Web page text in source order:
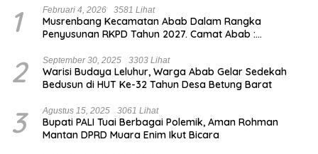
1 Februari 4, 2026 3581 Lihat
Musrenbang Kecamatan Abab Dalam Rangka
Penyusunan RKPD Tahun 2027. Camat Abab :
2 September 30, 2025 3303 Lihat
Warisi Budaya Leluhur, Warga Abab Gelar Sedekah
Bedusun di HUT Ke-32 Tahun Desa Betung Barat
3 Agustus 15, 2025 3061 Lihat
Bupati PALI Tuai Berbagai Polemik, Aman Rohman
Mantan DPRD Muara Enim Ikut Bicara